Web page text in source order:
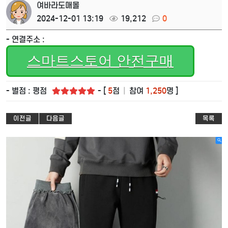
여바라도매몰
2024-12-01 13:19
19,212 0
- 연결주소 :
스마트스토어 안전구매
- 별점 : 평점 - [ 5점 참여 1,250명 ]
이전글 다음글 목록